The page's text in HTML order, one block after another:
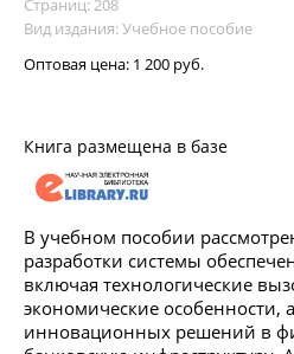
Страниц: 208
Вид издания: Учебное пособие
Оптовая цена: 1 200 руб.
Книга размещена в базе
В учебном пособии
разработки системы
включая технологические
экономические особенности,
инновационных решений в